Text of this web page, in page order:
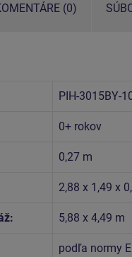
(0)
PIH-3015BY-
0+ rokov
0,27 m
2,88 x 1,49 x
5,88 x 4,49 m
podľa normy